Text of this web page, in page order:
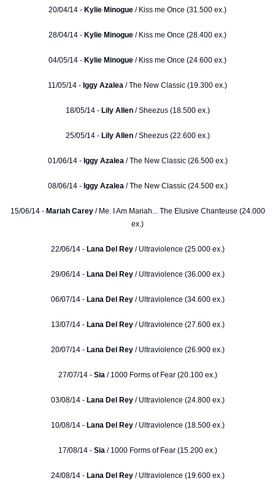
20/04/14 - Kylie Minogue / Kiss me Once (31.500 ex.)
28/04/14 - Kylie Minogue / Kiss me Once (28.400 ex.)
04/05/14 - Kylie Minogue / Kiss me Once (24.600 ex.)
11/05/14 - Iggy Azalea / The New Classic (19.300 ex.)
18/05/14 - Lily Allen/ Sheezus (18.500 ex.)
25/05/14 - Lily Allen/ Sheezus (22.600 ex.)
01/06/14 - Iggy Azalea/ The New Classic (26.500 ex.)
08/06/14 - Iggy Azalea/ The New Classic (24.500 ex.)
15/06/14 - Mariah Carey/ Me. I Am Mariah... The Elusive Chanteuse (24.000
ex.)
22/06/14 - Lana Del Rey/ Ultraviolence (25.000 ex.)
29/06/14 - Lana Del Rey / Ultraviolence (36.000 ex.)
06/07/14 - Lana Del Rey/ Ultraviolence (34.600 ex.)
13/07/14 -Lana Del Rey / Ultraviolence (27.600 ex.)
20/07/14 -Lana Del Rey/ Ultraviolence (26.900 ex.)
27/07/14 - Sia / 1000 Forms of Fear (20.100 ex.)
03/08/14 - Lana Del Rey / Ultraviolence (24.800 ex.)
10/08/14 - Lana Del Rey/ Ultraviolence (18.500 ex.)
17/08/14 - Sia / 1000 Forms of Fear (15.200 ex.)
24/08/14 -Lana Del Rey/ Ultraviolence (19.600 ex.)